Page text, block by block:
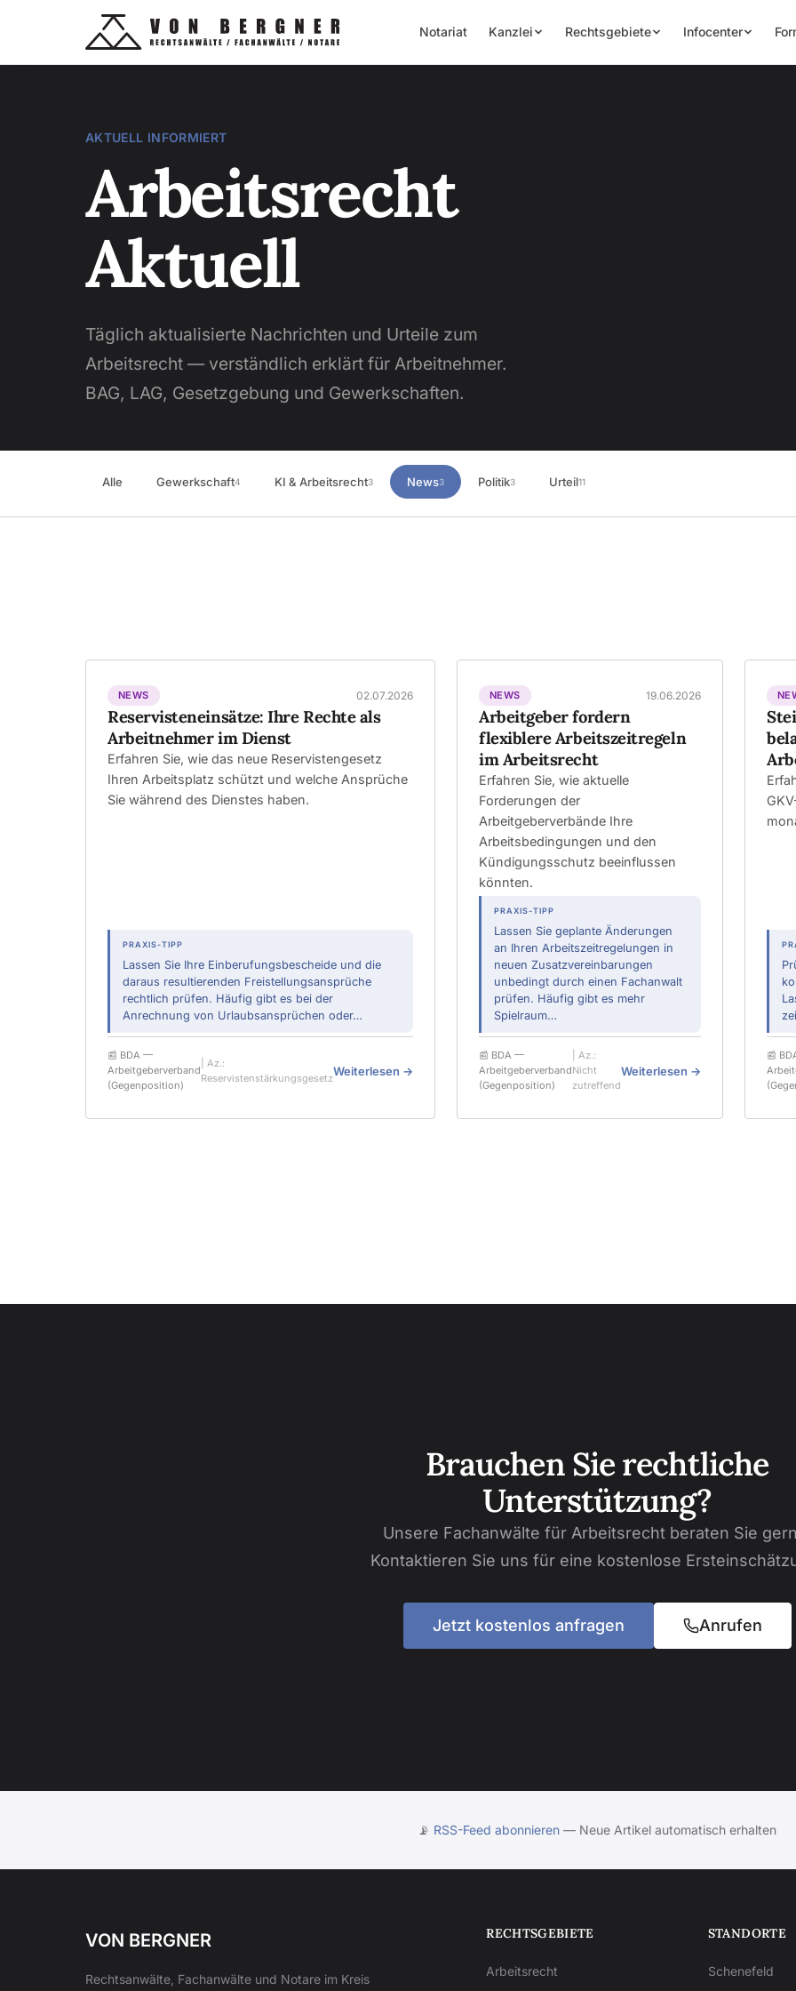
Notariat Kanzlei Rechtsgebiete Infocenter
AKTUELL INFORMIERT
Arbeitsrecht
Aktuell
Täglich aktualisierte Nachrichten und Urteile zum
Arbeitsrecht — verständlich erklärt für Arbeitnehmer.
BAG, LAG, Gesetzgebung und Gewerkschaften.
Alle Gewerkschaft4 KI & Arbeitsrecht3 News3 Politik3 Urteil11
NEWS 02.07.2026
Reservisteneinsätze: Ihre Rechte als
Arbeitnehmer im Dienst
Erfahren Sie, wie das neue Reservistengesetz
Ihren Arbeitsplatz schützt und welche Ansprüche
Sie während des Dienstes haben.
PRAXIS-TIPP
Lassen Sie Ihre Einberufungsbescheide und die
daraus resultierenden Freistellungsansprüche
rechtlich prüfen. Häufig gibt es bei der
Anrechnung von Urlaubsansprüchen oder…
📰 BDA —
Arbeitgeberverband
(Gegenposition)
| Az.:
ReservistenstärkungsgesetzWeiterlesen →
NEWS 19.06.2026
Arbeitgeber fordern
flexiblere Arbeitszeitregeln
im Arbeitsrecht
Erfahren Sie, wie aktuelle
Forderungen der
Arbeitgeberverbände Ihre
Arbeitsbedingungen und den
Kündigungsschutz beeinflussen
könnten.
PRAXIS-TIPP
Lassen Sie geplante Änderungen
an Ihren Arbeitszeitregelungen in
neuen Zusatzvereinbarungen
unbedingt durch einen Fachanwalt
prüfen. Häufig gibt es mehr
Spielraum…
📰 BDA —
Arbeitgeberverband
(Gegenposition)
| Az.:
Nicht
zutreffend
Weiterlesen →
📰
Brauchen Sie rechtliche
Unterstützung?
Unsere Fachanwälte für Arbeitsrecht beraten Sie
Kontaktieren Sie uns für eine kostenlose
Jetzt kostenlos anfragen Anrufen
📡 RSS-Feed abonnieren — Neue Artikel automatisch erhalten
VON BERGNER
Rechtsanwälte, Fachanwälte und Notare im Kreis
RECHTSGEBIETE
Arbeitsrecht
STANDORTE
Schenefeld